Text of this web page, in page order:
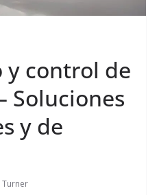
control de
Soluciones
y de
Turner